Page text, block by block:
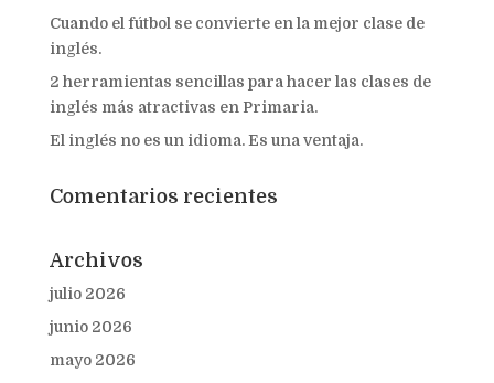
Cuando el fútbol se convierte en la mejor clase de
inglés.
2 herramientas sencillas para hacer las clases de
inglés más atractivas en Primaria.
El inglés no es un idioma. Es una ventaja.
Comentarios recientes
Archivos
julio 2026
junio 2026
mayo 2026